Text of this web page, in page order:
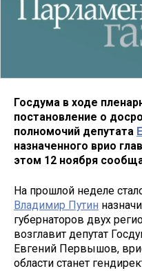
Госдума в ходе
постановление о
полномочий депутата
назначенного врио
этом 12 ноября
На прошлой неделе
Владимир Путин
губернаторов двух
возглавит депутат
Евгений Первышов,
области станет